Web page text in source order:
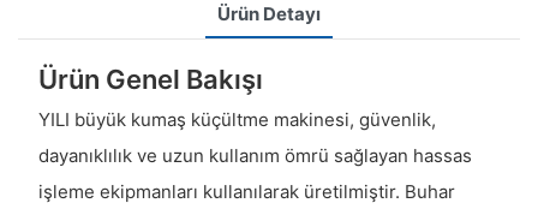
Ürün Detayı
Ürün Genel Bakışı
YILI büyük kumaş küçültme makinesi, güvenlik,
dayanıklılık ve uzun kullanım ömrü sağlayan hassas
işleme ekipmanları kullanılarak üretilmiştir. Buhar